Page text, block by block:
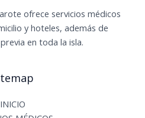
ofrece servicios médicos
y hoteles, además de
en toda la isla.
INICIO